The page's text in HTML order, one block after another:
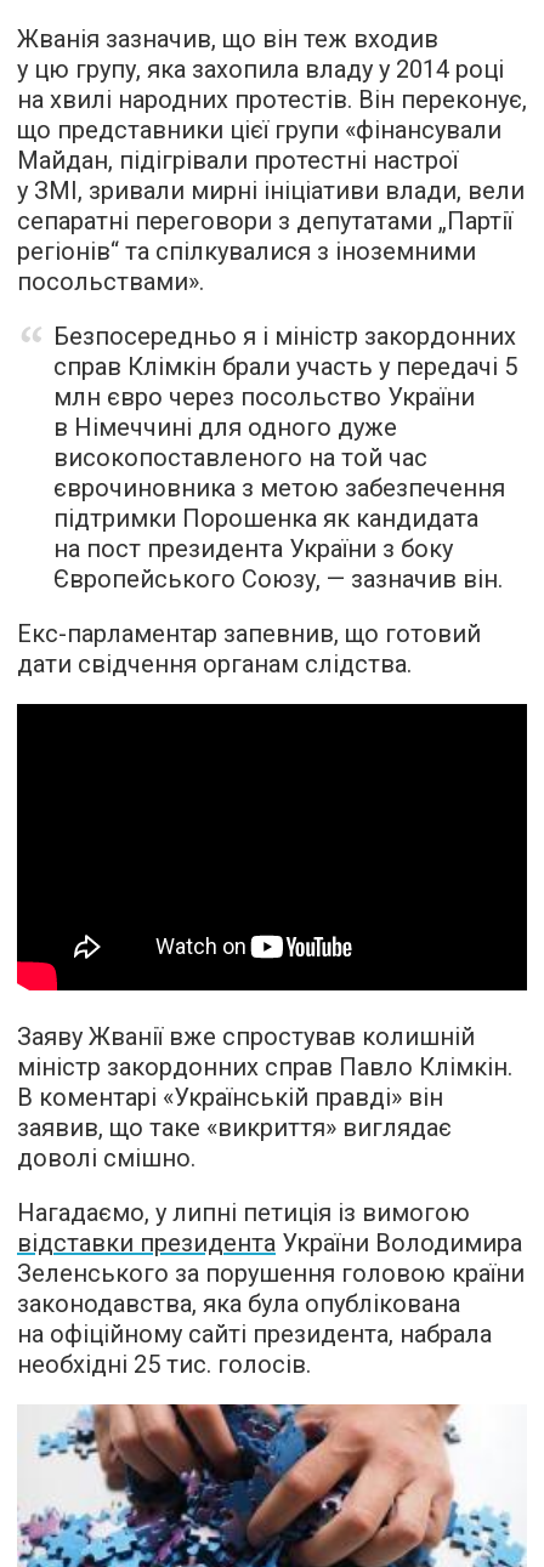
Жванія зазначив, що він теж входив
у цю групу, яка захопила владу у 2014 році
на хвилі народних протестів. Він переконує,
що представники цієї групи «фінансували
Майдан, підігрівали протестні настрої
у ЗМІ, зривали мирні ініціативи влади, вели
сепаратні переговори з депутатами „Партії
регіонів“ та спілкувалися з іноземними
посольствами».
Безпосередньо я і міністр закордонних
справ Клімкін брали участь у передачі 5
млн євро через посольство України
в Німеччині для одного дуже
високопоставленого на той час
єврочиновника з метою забезпечення
підтримки Порошенка як кандидата
на пост президента України з боку
Європейського Союзу, — зазначив він.
Екс-парламентар запевнив, що готовий
дати свідчення органам слідства.
Заяву Жванії вже спростував колишній
міністр закордонних справ Павло Клімкін.
В коментарі «Українській правді» він
заявив, що таке «викриття» виглядає
доволі смішно.
Нагадаємо, у липні петиція із вимогою
відставки президента України Володимира
Зеленського за порушення головою країни
законодавства, яка була опублікована
на офіційному сайті президента, набрала
необхідні 25 тис. голосів.